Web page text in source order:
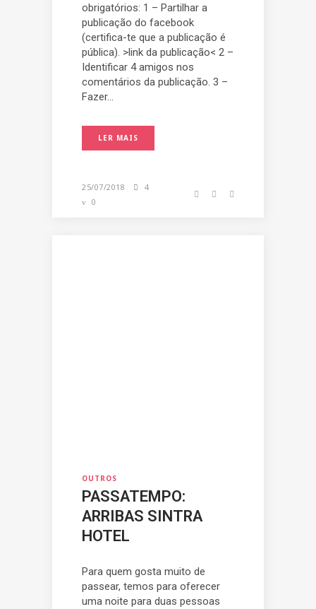
obrigatórios: 1 – Partilhar a
publicação do facebook
(certifica-te que a publicação é
pública). >link da publicação< 2 –
Identificar 4 amigos nos
comentários da publicação. 3 –
Fazer...
LER MAIS
25/07/2018
4
0
OUTROS
PASSATEMPO:
ARRIBAS SINTRA
HOTEL
Para quem gosta muito de
passear, temos para oferecer
uma noite para duas pessoas